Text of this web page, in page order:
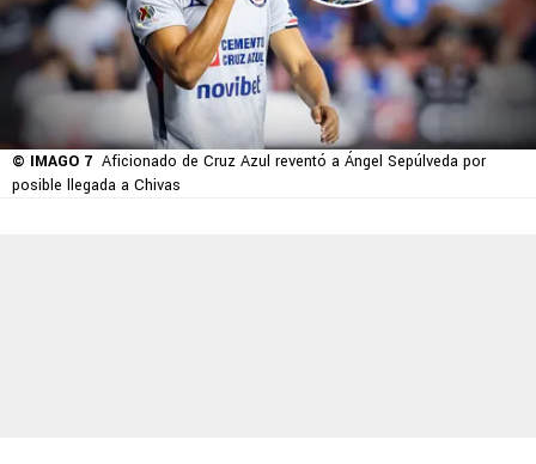
© IMAGO 7 Aficionado de Cruz Azul reventó a Ángel Sepúlveda por
posible llegada a Chivas